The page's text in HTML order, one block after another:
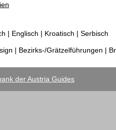
| Englisch | Kroatisch | Serbisch
| Bezirks-/Grätzelführungen |
der Austria Guides